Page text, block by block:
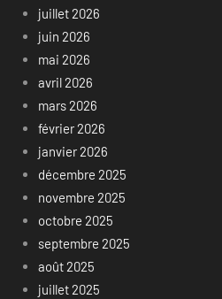
juillet 2026
juin 2026
mai 2026
avril 2026
mars 2026
février 2026
janvier 2026
décembre 2025
novembre 2025
octobre 2025
septembre 2025
août 2025
juillet 2025